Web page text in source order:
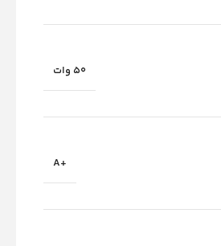
50 وات
+A